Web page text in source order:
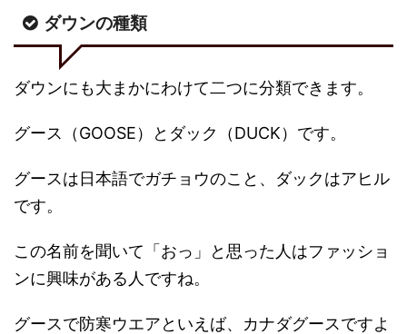
ダウンの種類
ダウンにも大まかにわけて二つに分類できます。
グース（GOOSE）とダック（DUCK）です。
グースは日本語でガチョウのこと、ダックはアヒル
です。
この名前を聞いて「おっ」と思った人はファッショ
ンに興味がある人ですね。
グースで防寒ウエアといえば、カナダグースですよ